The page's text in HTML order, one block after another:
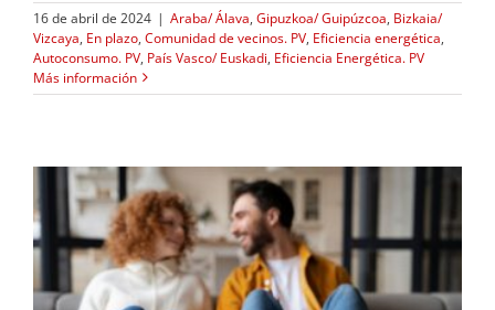
16 de abril de 2024 | Araba/ Álava, Gipuzkoa/ Guipúzcoa, Bizkaia/
Vizcaya, En plazo, Comunidad de vecinos. PV, Eficiencia energética,
Autoconsumo. PV, País Vasco/ Euskadi, Eficiencia Energética. PV
Más información